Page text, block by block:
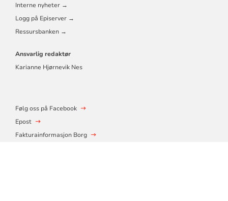
Interne nyheter →
Logg på Episerver →
Ressursbanken →
Ansvarlig redaktør
Karianne Hjørnevik Nes
Følg oss på Facebook
Epost
Fakturainformasjon Borg